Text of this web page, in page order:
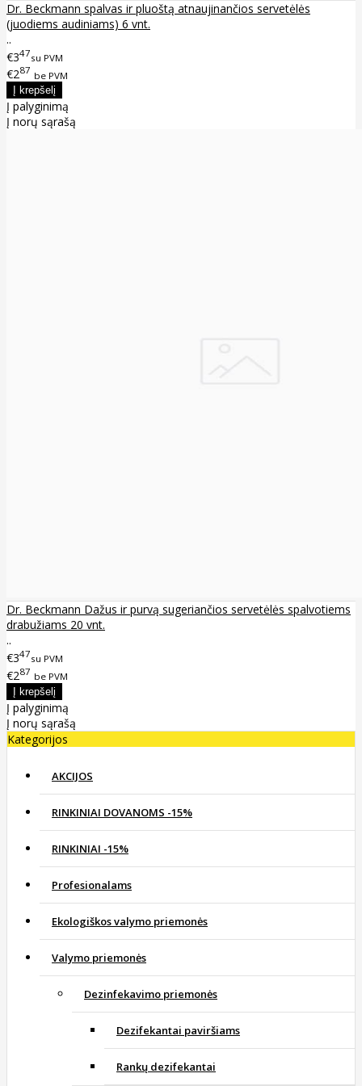
Dr. Beckmann spalvas ir pluoštą atnaujinančios servetėlės
(juodiems audiniams) 6 vnt.
..
€347su PVM
€287 be PVM
Į palyginimą
Į norų sąrašą
Dr. Beckmann Dažus ir purvą sugeriančios servetėlės spalvotiems
drabužiams 20 vnt.
..
€347su PVM
€287 be PVM
Į palyginimą
Į norų sąrašą
Kategorijos
AKCIJOS
RINKINIAI DOVANOMS -15%
RINKINIAI -15%
Profesionalams
Ekologiškos valymo priemonės
Valymo priemonės
Dezinfekavimo priemonės
Dezifekantai paviršiams
Rankų dezifekantai